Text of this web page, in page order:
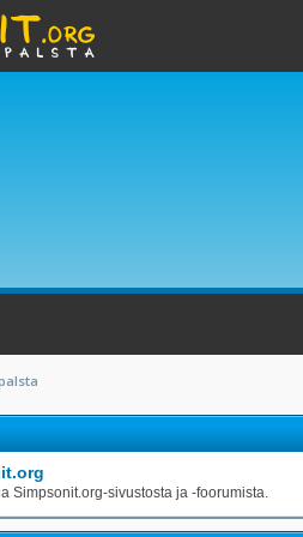
Simpsonit.org-sivustosta ja -foorumista.